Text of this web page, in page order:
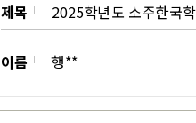
제목 2025학년도 소주한국
이름 행**